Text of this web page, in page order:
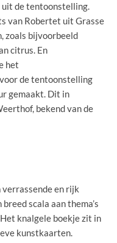
de tentoonstelling.
van Robertet uit Grasse
zoals bijvoorbeeld
citrus. En
het
de tentoonstelling
gemaakt. Dit in
bekend van de
en rijk
scala aan thema’s
knalgele boekje zit in
kunstkaarten.